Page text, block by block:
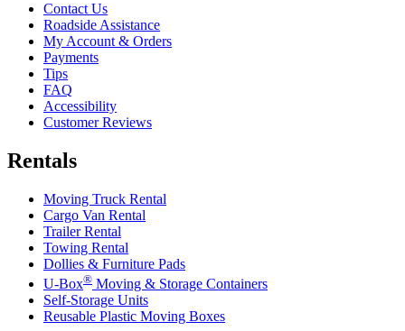
Contact Us
Roadside Assistance
My Account & Orders
Payments
Tips
FAQ
Accessibility
Customer Reviews
Rentals
Moving Truck Rental
Cargo Van Rental
Trailer Rental
Towing Rental
Dollies & Furniture Pads
U-Box® Moving & Storage Containers
Self-Storage Units
Reusable Plastic Moving Boxes